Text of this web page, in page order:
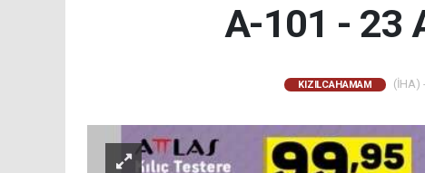
A-101 - 23
KIZILCAHAMAM (İHA)